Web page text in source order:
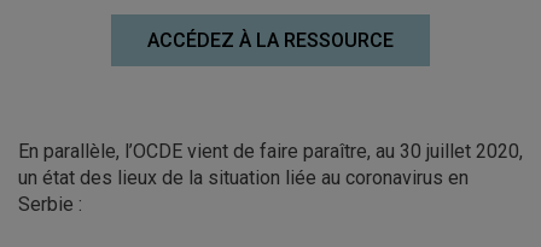
ACCÉDEZ À LA RESSOURCE
En parallèle, l’OCDE vient de faire paraître, au 30 juillet 2020,
un état des lieux de la situation liée au coronavirus en
Serbie :